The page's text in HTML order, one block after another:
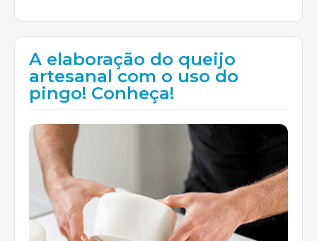
A elaboração do queijo
artesanal com o uso do
pingo! Conheça!